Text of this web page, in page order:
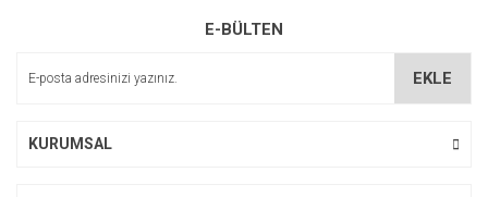
Ürün açıklamasında eksik bilgiler bulunuyor.
E-BÜLTEN
EKLE
KURUMSAL